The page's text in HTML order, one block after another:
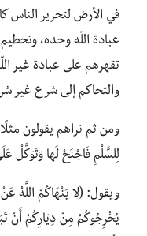
في الأرض لتحرير الناس
عبادة اللّه وحده،
تقهرهم على عبادة غير
والتحاكم إلى شرع غير
ومن ثم نراهم يقولون
لِلسَّلْمِ فَاجْنَحْ لَها وَتَوَكَّلْ
ويقول: (لا يَنْهَاكُمْ اللَّهُ
يُخْرِجُوكُمْ مِنْ دِيَارِكُمْ أَنْ